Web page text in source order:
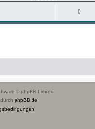
0
© phpBB Limited
phpBB.de